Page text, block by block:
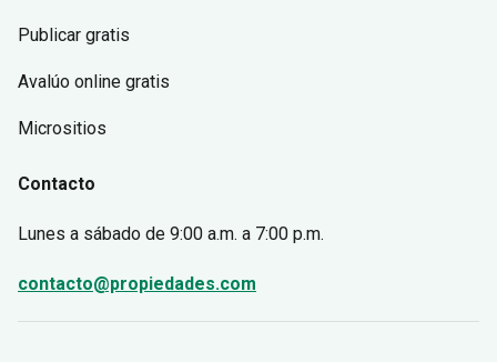
Publicar gratis
Avalúo online gratis
Micrositios
Contacto
Lunes a sábado de 9:00 a.m. a 7:00 p.m.
contacto@propiedades.com